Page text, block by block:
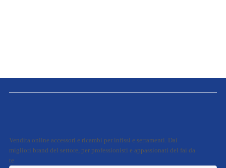
Vendita online accessori e ricambi per infissi e serramenti. Dai
migliori brand del settore, per professionisti e appassionati del fai da
te